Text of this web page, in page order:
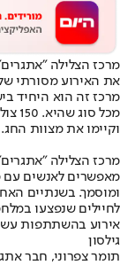
מרכז הצלילה
את האירוע מסורתי
מרכז זה הוא היחיד
וקיימו את מצוות החג.
מרכז הצלילה
מאפשרים לאנשים עם
ומוסמך. בשנתיים
לחיילים שנפצעו
אירוע בהשתתפות
גילסון
תומר צפרוני, חבר